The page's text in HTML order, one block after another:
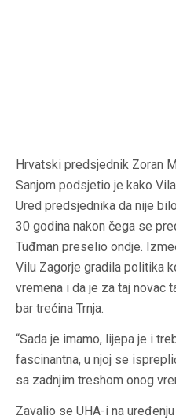
Hrvatski predsjednik Zoran
Sanjom podsjetio je kako
Ured predsjednika da nije
30 godina nakon čega se
Tuđman preselio ondje.
Vilu Zagorje gradila politika
vremena i da je za taj novac
bar trećina Trnja.
“Sada je imamo, lijepa je i
fascinantna, u njoj se
sa zadnjim treshom onog
Zavalio se UHA-i na